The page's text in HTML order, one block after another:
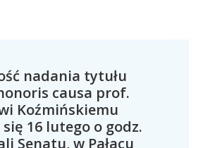
nadania tytułu
causa prof.
Koźmińskiemu
16 lutego o godz.
Senatu, w Pałacu